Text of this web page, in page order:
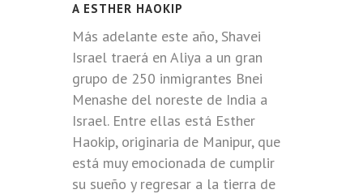
A ESTHER HAOKIP
Más adelante este año, Shavei
Israel traerá en Aliya a un gran
grupo de 250 inmigrantes Bnei
Menashe del noreste de India a
Israel. Entre ellas está Esther
Haokip, originaria de Manipur, que
está muy emocionada de cumplir
su sueño y regresar a la tierra de